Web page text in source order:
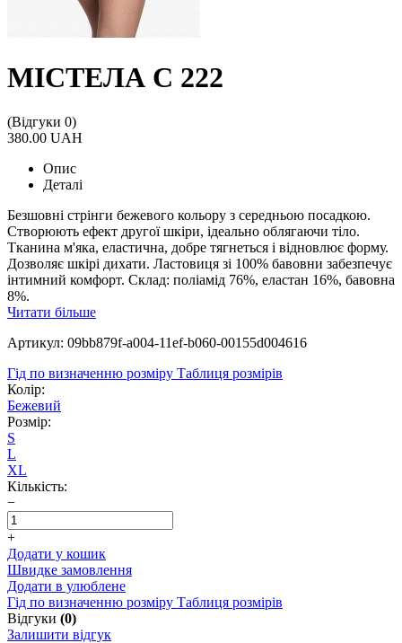
МІСТЕЛА С 222
(Відгуки 0)
380.00 UAH
Опис
Деталі
Безшовні стрінги бежевого кольору з середньою посадкою.
Створюють ефект другої шкіри, ідеально облягаючи тіло.
Тканина м'яка, еластична, добре тягнеться і відновлює форму.
Дозволяє шкірі дихати. Ластовиця зі 100% бавовни забезпечує
інтимний комфорт. Склад: поліамід 76%, еластан 16%, бавовна
8%.
Читати більше
Артикул: 09bb879f-a004-11ef-b060-00155d004616
Гід по визначенню розміру Таблиця розмірів
Колір:
Бежевий
Розмір:
S
L
XL
Кількість:
−
+
Додати у кошик
Швидке замовлення
Додати в улюблене
Гід по визначенню розміру Таблиця розмірів
Відгуки (0)
Залишити відгук